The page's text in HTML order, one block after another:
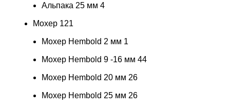
Альпака 25 мм 4
Мохер 121
Мохер Hembold 2 мм 1
Мохер Hembold 9 -16 мм 44
Мохер Hembold 20 мм 26
Мохер Hembold 25 мм 26